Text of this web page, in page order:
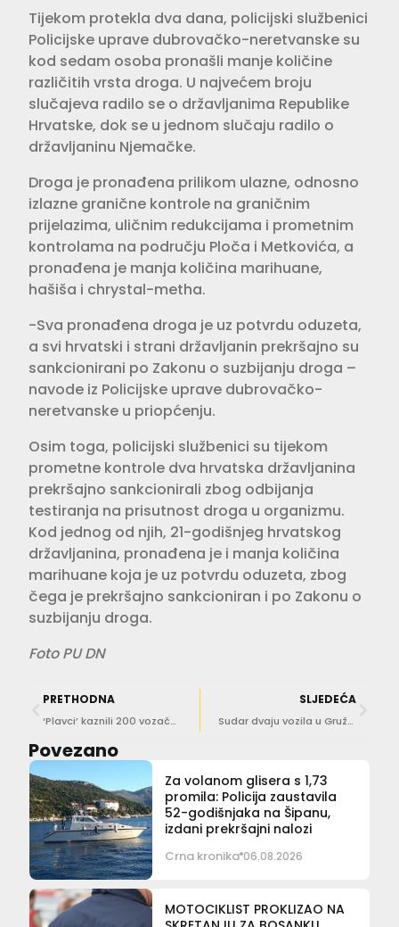
Tijekom protekla dva dana, policijski službenici
Policijske uprave dubrovačko-neretvanske su
kod sedam osoba pronašli manje količine
različitih vrsta droga. U najvećem broju
slučajeva radilo se o državljanima Republike
Hrvatske, dok se u jednom slučaju radilo o
državljaninu Njemačke.
Droga je pronađena prilikom ulazne, odnosno
izlazne granične kontrole na graničnim
prijelazima, uličnim redukcijama i prometnim
kontrolama na području Ploča i Metkovića, a
pronađena je manja količina marihuane,
hašiša i chrystal-metha.
-Sva pronađena droga je uz potvrdu oduzeta,
a svi hrvatski i strani državljanin prekršajno su
sankcionirani po Zakonu o suzbijanju droga –
navode iz Policijske uprave dubrovačko-
neretvanske u priopćenju.
Osim toga, policijski službenici su tijekom
prometne kontrole dva hrvatska državljanina
prekršajno sankcionirali zbog odbijanja
testiranja na prisutnost droga u organizmu.
Kod jednog od njih, 21-godišnjeg hrvatskog
državljanina, pronađena je i manja količina
marihuane koja je uz potvrdu oduzeta, zbog
čega je prekršajno sankcioniran i po Zakonu o
suzbijanju droga.
Foto PU DN
PRETHODNA
‘Plavci’ kaznili 200 vozača zbog prekoračenja brzine
SLJEDEĆA
Sudar dvaju vozila u Gružu, nastala materijalna šteta
Povezano
Za volanom glisera s 1,73
promila: Policija zaustavila
52-godišnjaka na Šipanu,
izdani prekršajni nalozi
Crna kronika 06.08.2026
MOTOCIKLIST PROKLIZAO NA